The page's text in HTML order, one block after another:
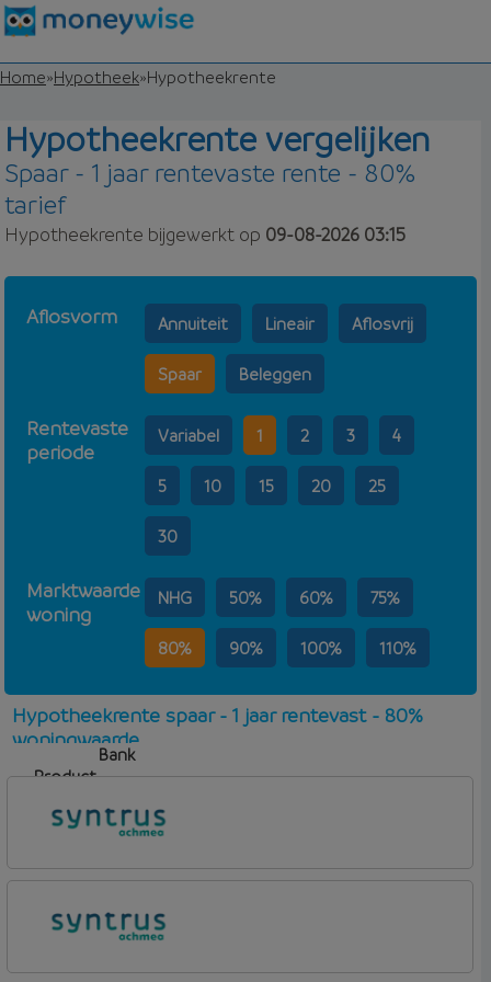
Home»Hypotheek»Hypotheekrente
Hypotheekrente vergelijken
Spaar - 1 jaar rentevaste rente - 80%
tarief
Hypotheekrente bijgewerkt op 09-08-2026 03:15
Aflosvorm Annuiteit Lineair Aflosvrij
Spaar Beleggen
Rentevaste
periode
Variabel 1 2 3 4
5 10 15 20 25
30
Marktwaarde
woning
NHG 50% 60% 75%
80% 90% 100% 110%
Hypotheekrente spaar - 1 jaar rentevast - 80%
woningwaarde
Bank
Product
Basis